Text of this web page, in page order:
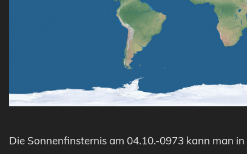
Die Sonnenfinsternis am 04.10.-0973 kann man in